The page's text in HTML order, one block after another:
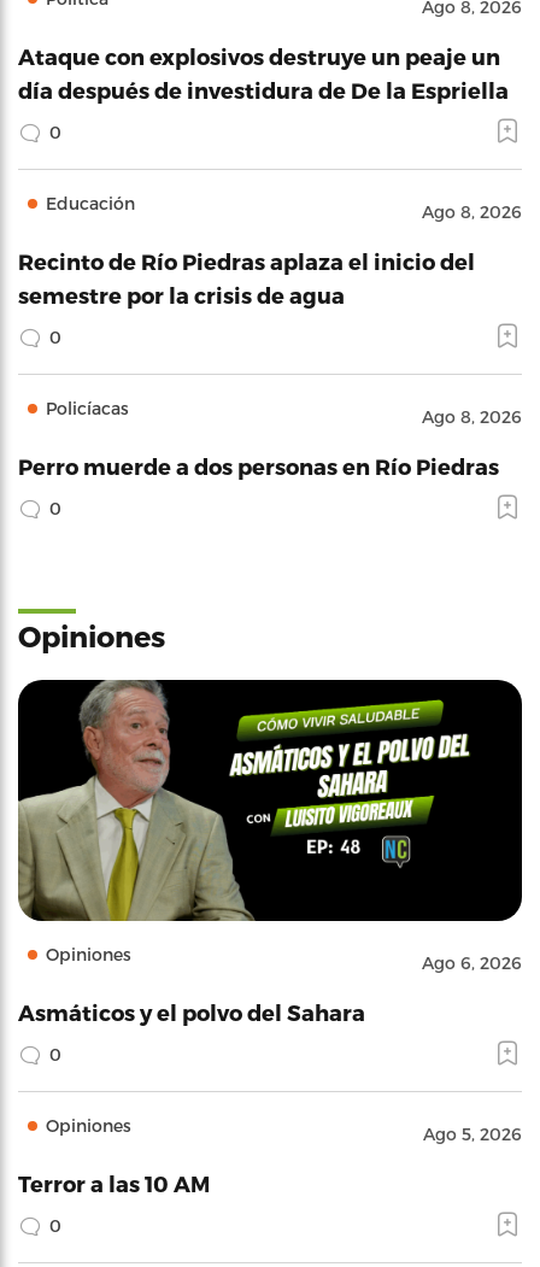
Ago 8, 2026
Ataque con explosivos destruye un peaje un
día después de investidura de De la Espriella
0
Educación Ago 8, 2026
Recinto de Río Piedras aplaza el inicio del
semestre por la crisis de agua
0
Policíacas Ago 8, 2026
Perro muerde a dos personas en Río Piedras
0
Opiniones
Opiniones Ago 6, 2026
Asmáticos y el polvo del Sahara
0
Opiniones Ago 5, 2026
Terror a las 10 AM
0